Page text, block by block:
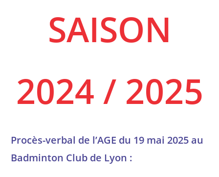
SAISON
2024 / 2025
Procès-verbal de l’AGE du 19 mai 2025 au
Badminton Club de Lyon :